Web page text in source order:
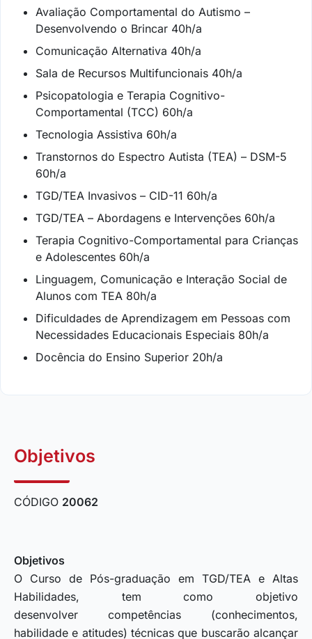
Avaliação Comportamental do Autismo –
Desenvolvendo o Brincar 40h/a
Comunicação Alternativa 40h/a
Sala de Recursos Multifuncionais 40h/a
Psicopatologia e Terapia Cognitivo-
Comportamental (TCC) 60h/a
Tecnologia Assistiva 60h/a
Transtornos do Espectro Autista (TEA) – DSM-5
60h/a
TGD/TEA Invasivos – CID-11 60h/a
TGD/TEA – Abordagens e Intervenções 60h/a
Terapia Cognitivo-Comportamental para Crianças
e Adolescentes 60h/a
Linguagem, Comunicação e Interação Social de
Alunos com TEA 80h/a
Dificuldades de Aprendizagem em Pessoas com
Necessidades Educacionais Especiais 80h/a
Docência do Ensino Superior 20h/a
Objetivos
CÓDIGO 20062
Objetivos
O Curso de Pós-graduação em TGD/TEA e Altas
Habilidades, tem como objetivo
desenvolver competências (conhecimentos,
habilidade e atitudes) técnicas que buscarão alcançar